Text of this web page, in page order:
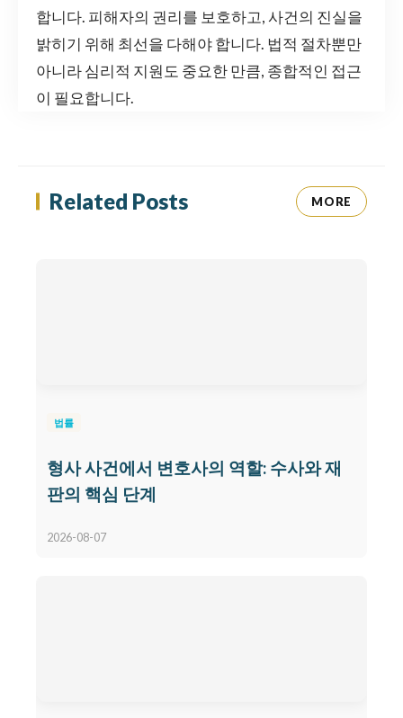
합니다. 피해자의 권리를 보호하고, 사건의 진실을
밝히기 위해 최선을 다해야 합니다. 법적 절차뿐만
아니라 심리적 지원도 중요한 만큼, 종합적인 접근
이 필요합니다.
Related Posts MORE
법률
형사 사건에서 변호사의 역할: 수사와 재
판의 핵심 단계
2026-08-07